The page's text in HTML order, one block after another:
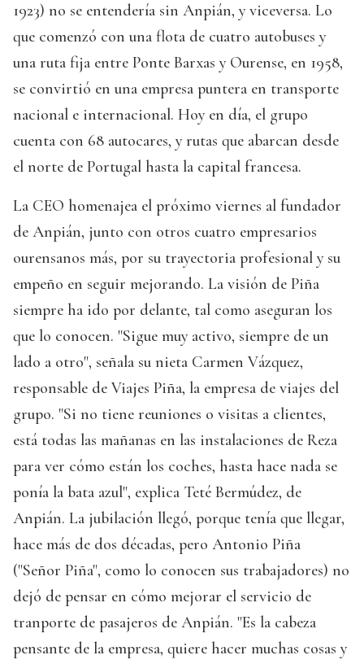
1923) no se entendería sin Anpián, y viceversa. Lo
que comenzó con una flota de cuatro autobuses y
una ruta fija entre Ponte Barxas y Ourense, en 1958,
se convirtió en una empresa puntera en transporte
nacional e internacional. Hoy en día, el grupo
cuenta con 68 autocares, y rutas que abarcan desde
el norte de Portugal hasta la capital francesa.
La CEO homenajea el próximo viernes al fundador
de Anpián, junto con otros cuatro empresarios
ourensanos más, por su trayectoria profesional y su
empeño en seguir mejorando. La visión de Piña
siempre ha ido por delante, tal como aseguran los
que lo conocen. "Sigue muy activo, siempre de un
lado a otro", señala su nieta Carmen Vázquez,
responsable de Viajes Piña, la empresa de viajes del
grupo. "Si no tiene reuniones o visitas a clientes,
está todas las mañanas en las instalaciones de Reza
para ver cómo están los coches, hasta hace nada se
ponía la bata azul", explica Teté Bermúdez, de
Anpián. La jubilación llegó, porque tenía que llegar,
hace más de dos décadas, pero Antonio Piña
("Señor Piña", como lo conocen sus trabajadores) no
dejó de pensar en cómo mejorar el servicio de
tranporte de pasajeros de Anpián. "Es la cabeza
pensante de la empresa, quiere hacer muchas cosas y